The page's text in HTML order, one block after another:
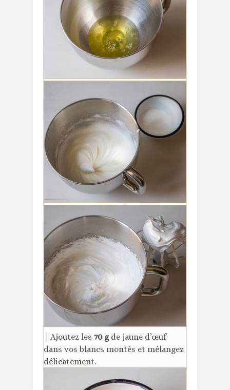
Ajoutez les 70 gde jaune d’œuf
dans vos blancs montés et mélangez
délicatement.